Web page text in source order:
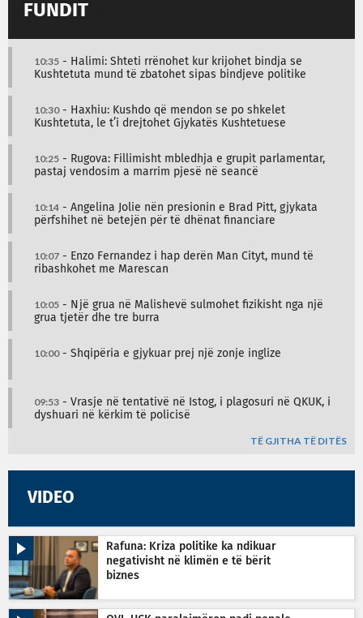
FUNDIT
10:35 - Halimi: Shteti rrënohet kur krijohet bindja se
Kushtetuta mund të zbatohet sipas bindjeve politike
10:30- Haxhiu: Kushdo që mendon se po shkelet
Kushtetuta, le t’i drejtohet Gjykatës Kushtetuese
10:25 - Rugova: Fillimisht mbledhja e grupit parlamentar,
pastaj vendosim a marrim pjesë në seancë
10:14 - Angelina Jolie nën presionin e Brad Pitt, gjykata
përfshihet në betejën për të dhënat financiare
10:07 - Enzo Fernandez i hap derën Man Cityt, mund të
ribashkohet me Marescan
10:05 - Një grua në Malishevë sulmohet fizikisht nga një
grua tjetër dhe tre burra
10:00- Shqipëria e gjykuar prej një zonje inglize
09:53 - Vrasje në tentativë në Istog, i plagosuri në QKUK, i
dyshuari në kërkim të policisë
TË GJITHA TË DITËS
VIDEO
Rafuna: Kriza politike ka ndikuar
negativisht në klimën e të bërit
biznes